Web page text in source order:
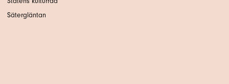
Sätergläntan